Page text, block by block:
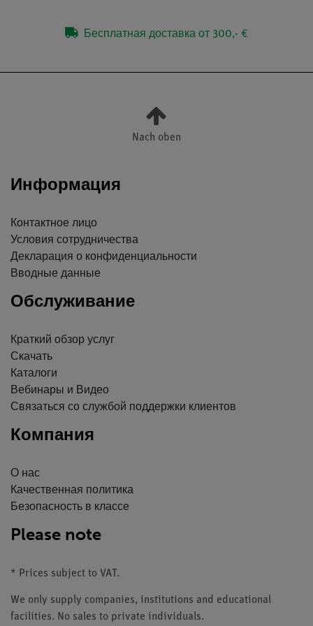
Бесплатная доставка от 300,- €
Nach oben
Информация
Контактное лицо
Условия сотрудничества
Декларация о конфиденциальности
Вводные данные
Обслуживание
Краткий обзор услуг
Скачать
Каталоги
Вебинары и Видео
Связаться со службой поддержки клиентов
Компания
О нас
Качественная политика
Безопасность в классе
Please note
* Prices subject to VAT.
We only supply companies, institutions and educational
facilities. No sales to private individuals.